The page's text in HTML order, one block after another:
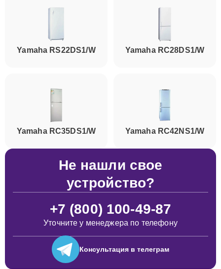
Yamaha RS22DS1/W Yamaha RC28DS1/W
Yamaha RC35DS1/W Yamaha RC42NS1/W
Не нашли свое
устройство?
+7 (800) 100-49-87
Уточните у менеджера по телефону
Консультация в телеграм